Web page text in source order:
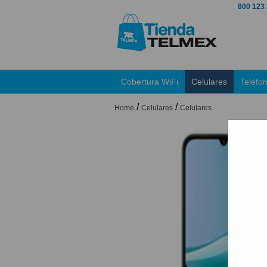
800 123
Cobertura WiFi Celulares
Home / Celulares / Celulares